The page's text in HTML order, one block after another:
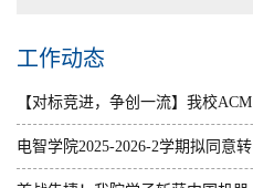
工作动态
【对标竞进，争创一流】我校ACM
集训...
电智学院2025-2026-2学期拟同意转